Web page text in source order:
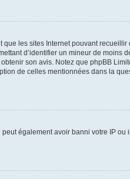
les sites Internet pouvant
d’identifier un mineur de moins
son avis. Notez que phpBB
de celles mentionnées dans la
également avoir banni votre IP